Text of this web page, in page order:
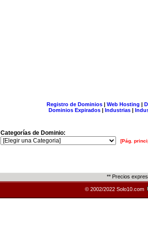
Registro de Dominios| Web Hosting |
Dominios Expirados | Industrias |
Categorías de Dominio:
[Pág.
** Precios
© 2002/2022 Solo10.com